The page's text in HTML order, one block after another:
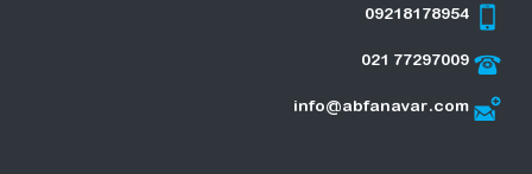
09218178954
021 77297009
info@abfanavar.com